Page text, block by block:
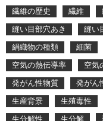
繊維の歴史
繊維
縫い目部穴あき
縫い
絹織物の種類
細菌
空気の熱伝導率
空気
発がん性物質
発がん
生産背景
生殖毒性